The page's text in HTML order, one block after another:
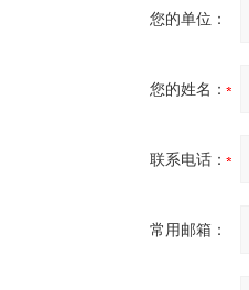
您的单位：
您的姓名：
联系电话：
常用邮箱：